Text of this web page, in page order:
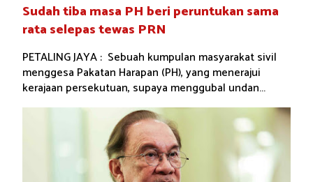
Sudah tiba masa PH beri peruntukan sama
rata selepas tewas PRN
PETALING JAYA : Sebuah kumpulan masyarakat sivil
menggesa Pakatan Harapan (PH), yang menerajui
kerajaan persekutuan, supaya menggubal undan...